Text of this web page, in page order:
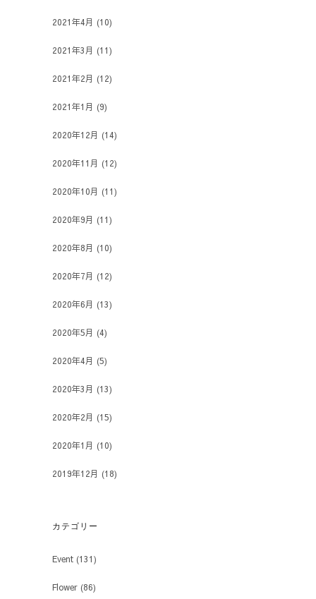
2021年4月 (10)
2021年3月 (11)
2021年2月 (12)
2021年1月 (9)
2020年12月 (14)
2020年11月 (12)
2020年10月 (11)
2020年9月 (11)
2020年8月 (10)
2020年7月 (12)
2020年6月 (13)
2020年5月 (4)
2020年4月 (5)
2020年3月 (13)
2020年2月 (15)
2020年1月 (10)
2019年12月 (18)
カテゴリー
Event (131)
Flower (86)